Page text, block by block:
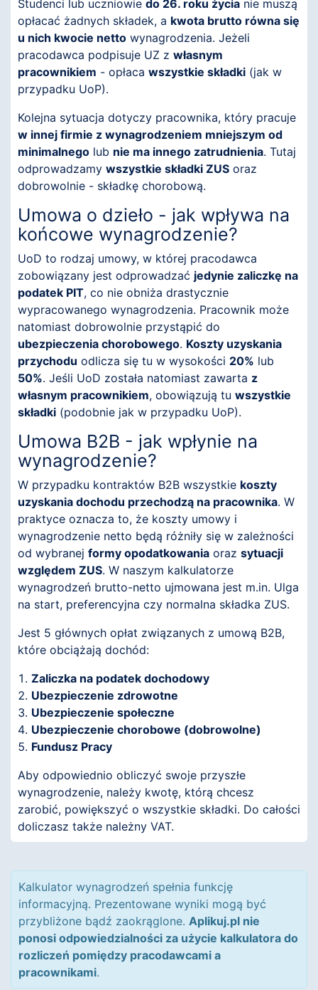
Studenci lub uczniowie do 26. roku życia nie muszą
opłacać żadnych składek, a kwota brutto równa się
u nich kwocie netto wynagrodzenia. Jeżeli
pracodawca podpisuje UZ z własnym
pracownikiem - opłaca wszystkie składki (jak w
przypadku UoP).
Kolejna sytuacja dotyczy pracownika, który pracuje
w innej firmie z wynagrodzeniem mniejszym od
minimalnego lub nie ma innego zatrudnienia. Tutaj
odprowadzamy wszystkie składki ZUS oraz
dobrowolnie - składkę chorobową.
Umowa o dzieło - jak wpływa na
końcowe wynagrodzenie?
UoD to rodzaj umowy, w której pracodawca
zobowiązany jest odprowadzać jedynie zaliczkę na
podatek PIT, co nie obniża drastycznie
wypracowanego wynagrodzenia. Pracownik może
natomiast dobrowolnie przystąpić do
ubezpieczenia chorobowego. Koszty uzyskania
przychodu odlicza się tu w wysokości 20% lub
50%. Jeśli UoD została natomiast zawarta z
własnym pracownikiem, obowiązują tu wszystkie
składki (podobnie jak w przypadku UoP).
Umowa B2B - jak wpłynie na
wynagrodzenie?
W przypadku kontraktów B2B wszystkie koszty
uzyskania dochodu przechodzą na pracownika. W
praktyce oznacza to, że koszty umowy i
wynagrodzenie netto będą różniły się w zależności
od wybranej formy opodatkowania oraz sytuacji
względem ZUS. W naszym kalkulatorze
wynagrodzeń brutto-netto ujmowana jest m.in. Ulga
na start, preferencyjna czy normalna składka ZUS.
Jest 5 głównych opłat związanych z umową B2B,
które obciążają dochód:
Zaliczka na podatek dochodowy
Ubezpieczenie zdrowotne
Ubezpieczenie społeczne
Ubezpieczenie chorobowe (dobrowolne)
Fundusz Pracy
Aby odpowiednio obliczyć swoje przyszłe
wynagrodzenie, należy kwotę, którą chcesz
zarobić, powiększyć o wszystkie składki. Do całości
doliczasz także należny VAT.
Kalkulator wynagrodzeń spełnia funkcję
informacyjną. Prezentowane wyniki mogą być
przybliżone bądź zaokrąglone. Aplikuj.pl nie
ponosi odpowiedzialności za użycie kalkulatora do
rozliczeń pomiędzy pracodawcami a
pracownikami.